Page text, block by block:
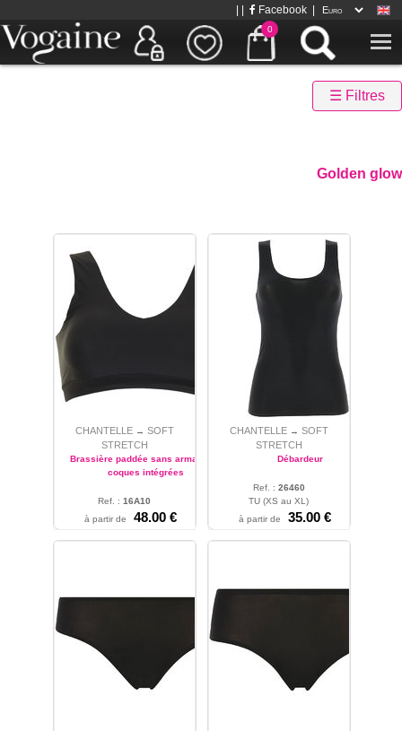
0
Facebook
☰ Filtres
Golden glow
CHANTELLE → SOFT
STRETCH
Brassière paddée sans armature à
coques intégrées
Ref. : 16A10
80 - 85 - 90 - 95 - 100
à partir de 48.00 €
CHANTELLE → SOFT
STRETCH
Débardeur
Ref. : 26460
TU (XS au XL)
à partir de
35.00 €